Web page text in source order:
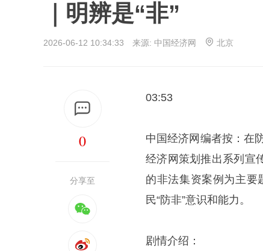
｜明辨是“非”
2026-06-12 10:34:33 来源: 中国经济网 北京
0
分享至
03:53
中国经济网编者按：在
经济网策划推出系列宣
的非法集资案例为主要
民“防非”意识和能力。
剧情介绍：